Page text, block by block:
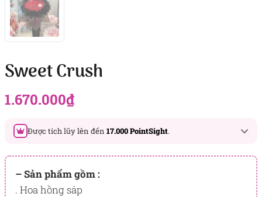
Sweet Crush
1.670.000₫
Được tích lũy lên đến 17.000 PointSight.
Đây là số PointSight ước tính bạn sẽ được tích lũy khi mua
sản phẩm hôm nay, tương ứng với quyền lợi hạng
BẠCH KIM
– Sản phẩm gồm :
. Hoa hồng sáp